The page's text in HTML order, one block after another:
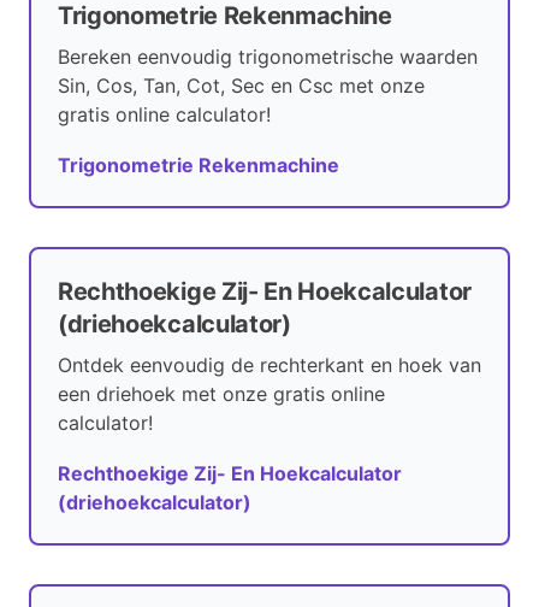
Trigonometrie Rekenmachine
Bereken eenvoudig trigonometrische waarden
Sin, Cos, Tan, Cot, Sec en Csc met onze
gratis online calculator!
Trigonometrie Rekenmachine
Rechthoekige Zij- En Hoekcalculator
(driehoekcalculator)
Ontdek eenvoudig de rechterkant en hoek van
een driehoek met onze gratis online
calculator!
Rechthoekige Zij- En Hoekcalculator
(driehoekcalculator)